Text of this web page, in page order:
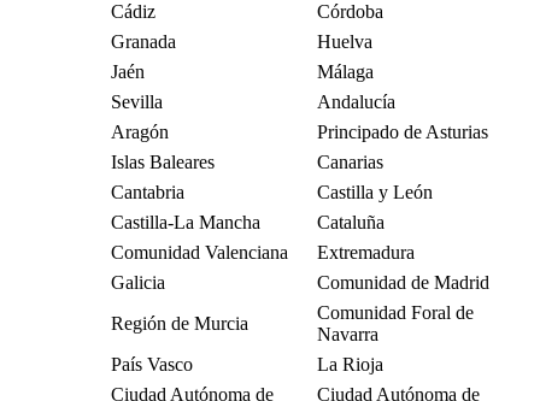
Cádiz
Córdoba
Granada
Huelva
Jaén
Málaga
Sevilla
Andalucía
Aragón
Principado de Asturias
Islas Baleares
Canarias
Cantabria
Castilla y León
Castilla-La Mancha
Cataluña
Comunidad Valenciana
Extremadura
Galicia
Comunidad de Madrid
Región de Murcia
Comunidad Foral de
Navarra
País Vasco
La Rioja
Ciudad Autónoma de
Ciudad Autónoma de